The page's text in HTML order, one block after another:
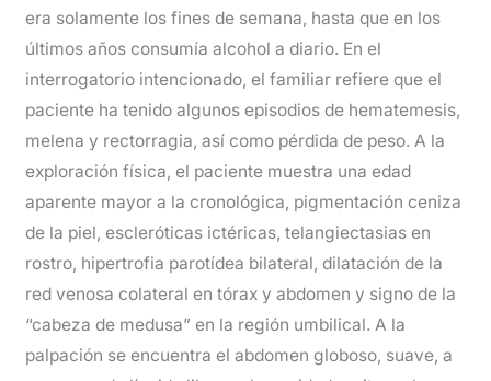
era solamente los fines de semana, hasta que en los
últimos años consumía alcohol a diario. En el
interrogatorio intencionado, el familiar refiere que el
paciente ha tenido algunos episodios de hematemesis,
melena y rectorragia, así como pérdida de peso. A la
exploración física, el paciente muestra una edad
aparente mayor a la cronológica, pigmentación ceniza
de la piel, escleróticas ictéricas, telangiectasias en
rostro, hipertrofia parotídea bilateral, dilatación de la
red venosa colateral en tórax y abdomen y signo de la
“cabeza de medusa” en la región umbilical. A la
palpación se encuentra el abdomen globoso, suave, a